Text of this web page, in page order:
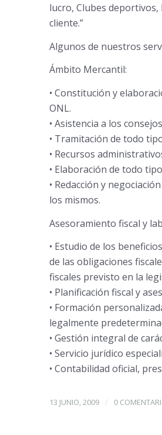
lucro, Clubes deportivos,
cliente.”
Algunos de nuestros
Ámbito Mercantil:
• Constitución y
ONL.
• Asistencia a los
• Tramitación de todo
• Recursos
• Elaboración de todo
• Redacción y
los mismos.
Asesoramiento fiscal y
• Estudio de los
de las obligaciones
fiscales previsto en la
• Planificación fiscal y
• Formación
legalmente
• Gestión integral de
• Servicio jurídico
• Contabilidad oficial,
13 JUNIO, 2009 / 0